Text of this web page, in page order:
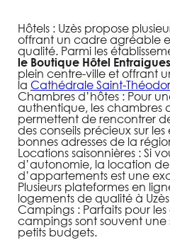
Hôtels : Uzès propose
offrant un cadre agréable
qualité. Parmi les
le Boutique Hôtel Entraigues
plein centre-ville et offrant
la Cathédrale Saint-
Chambres d’hôtes : Pour
authentique, les chambres
permettent de rencontrer
des conseils précieux sur
bonnes adresses de la
Locations saisonnières : Si
d’autonomie, la location
d’appartements est une
Plusieurs plateformes en
logements de qualité à
Campings : Parfaits pour les
campings sont souvent une
petits budgets.